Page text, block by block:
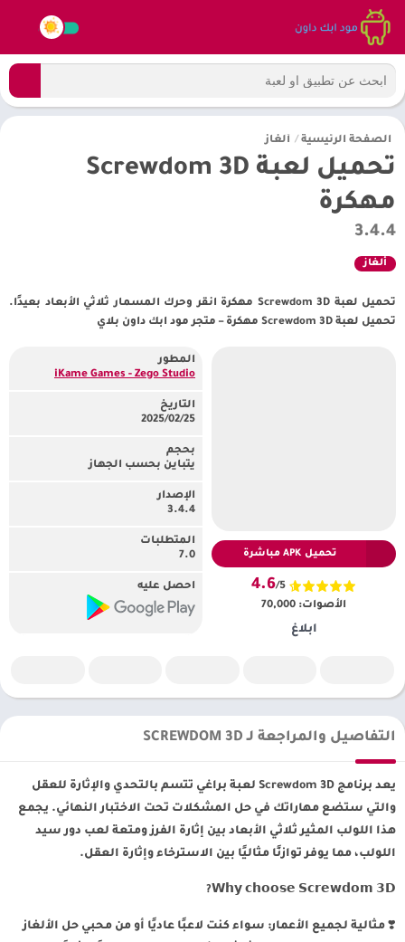
الصفحة الرئيسية / ألغاز
تحميل لعبة Screwdom 3D
مهكرة
3.4.4
ألغاز
تحميل لعبة Screwdom 3D مهكرة انقر وحرك المسمار ثلاثي الأبعاد بعيدًا.
تحميل لعبة Screwdom 3D مهكرة – متجر مود ابك داون بلاي
تحميل APK مباشرة
4.6/5
الأصوات: 70,000
ابلاغ
المطور
iKame Games - Zego Studio‏
التاريخ
25‏/02‏/2025
بحجم
يتباين بحسب الجهاز
الإصدار
3.4.4
المتطلبات
7.0
احصل عليه
التفاصيل والمراجعة لـ SCREWDOM 3D
يعد برنامج Screwdom 3D لعبة براغي تتسم بالتحدي والإثارة للعقل
والتي ستضع مهاراتك في حل المشكلات تحت الاختبار النهائي. يجمع
هذا اللولب المثير ثلاثي الأبعاد بين إثارة الفرز ومتعة لعب دور سيد
اللولب، مما يوفر توازنًا مثاليًا بين الاسترخاء وإثارة العقل.
𝗪𝗵𝘆 𝗰𝗵𝗼𝗼𝘀𝗲 𝗦𝗰𝗿𝗲𝘄𝗱𝗼𝗺 𝟯𝗗?
❣️ مثالية لجميع الأعمار: سواء كنت لاعبًا عاديًا أو من محبي حل الألغاز